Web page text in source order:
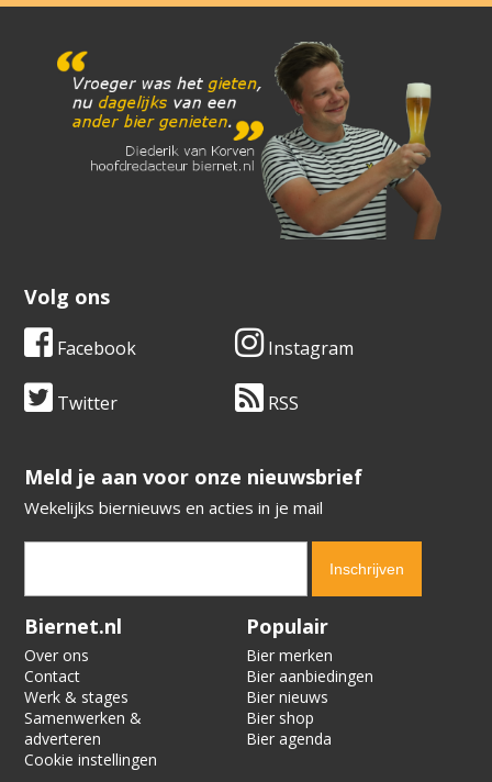
Volg ons
Facebook Instagram
Twitter RSS
​​​​​​​Meld je aan voor onze nieuwsbrief
Wekelijks biernieuws en acties in je mail
Verification code:
Biernet.nl
Over ons
Contact
Werk & stages
Samenwerken &
adverteren
Cookie instellingen
Populair
Bier merken
Bier aanbiedingen
Bier nieuws
Bier shop
Bier agenda